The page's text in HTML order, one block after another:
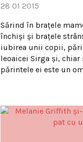
28 01 2015
Sărind în brațele
închiși și brațele
iubirea unii copii,
leoaicei Sirga și, chiar
părintele ei este un